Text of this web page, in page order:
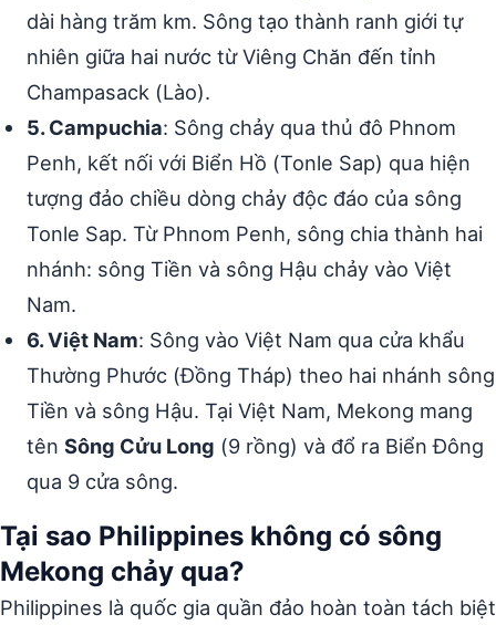
dài hàng trăm km. Sông tạo thành ranh giới tự
nhiên giữa hai nước từ Viêng Chăn đến tỉnh
Champasack (Lào).
5. Campuchia: Sông chảy qua thủ đô Phnom
Penh, kết nối với Biển Hồ (Tonle Sap) qua hiện
tượng đảo chiều dòng chảy độc đáo của sông
Tonle Sap. Từ Phnom Penh, sông chia thành hai
nhánh: sông Tiền và sông Hậu chảy vào Việt
Nam.
6. Việt Nam: Sông vào Việt Nam qua cửa khẩu
Thường Phước (Đồng Tháp) theo hai nhánh sông
Tiền và sông Hậu. Tại Việt Nam, Mekong mang
tên Sông Cửu Long (9 rồng) và đổ ra Biển Đông
qua 9 cửa sông.
Tại sao Philippines không có sông
Mekong chảy qua?
Philippines là quốc gia quần đảo hoàn toàn tách biệt